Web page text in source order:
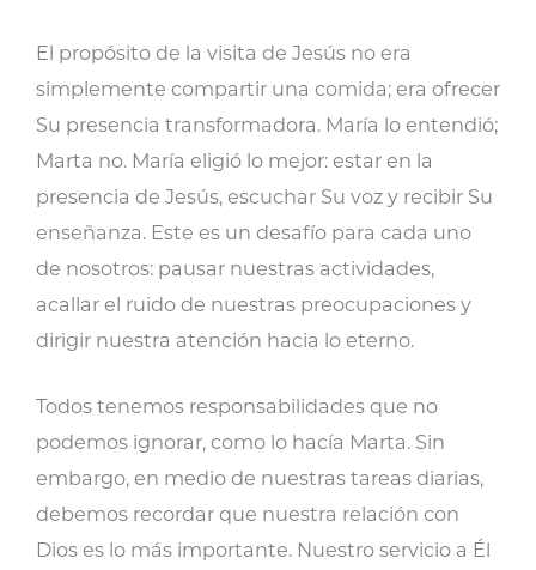
El propósito de la visita de Jesús no era
simplemente compartir una comida; era ofrecer
Su presencia transformadora. María lo entendió;
Marta no. María eligió lo mejor: estar en la
presencia de Jesús, escuchar Su voz y recibir Su
enseñanza. Este es un desafío para cada uno
de nosotros: pausar nuestras actividades,
acallar el ruido de nuestras preocupaciones y
dirigir nuestra atención hacia lo eterno.
Todos tenemos responsabilidades que no
podemos ignorar, como lo hacía Marta. Sin
embargo, en medio de nuestras tareas diarias,
debemos recordar que nuestra relación con
Dios es lo más importante. Nuestro servicio a Él